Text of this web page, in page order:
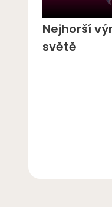
Nejhorší
světě